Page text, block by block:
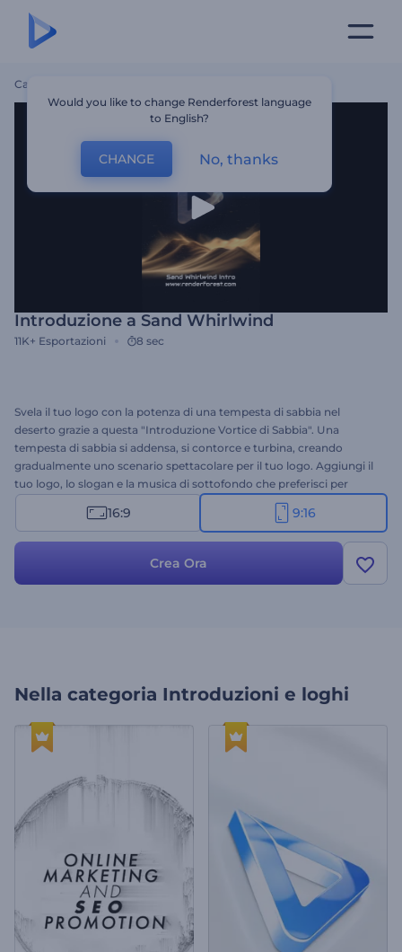
Casa
Introduzione a Sand Whirlwind
11K+ Esportazioni 8 sec
Svela il tuo logo con la potenza di una tempesta di sabbia nel
deserto grazie a questa "Introduzione Vortice di Sabbia". Una
tempesta di sabbia si addensa, si contorce e turbina, creando
gradualmente uno scenario spettacolare per il tuo logo. Aggiungi il
tuo logo, lo slogan e la musica di sottofondo che preferisci per
creare una presentazione unica e di grande impatto. Perfetta per
presentazioni cinematografiche, trailer, progetti creativi, contenuti
16:9 9:16
Crea Ora
Nella categoria Introduzioni e loghi
Would you like to change Renderforest language
to English?
CHANGE No, thanks